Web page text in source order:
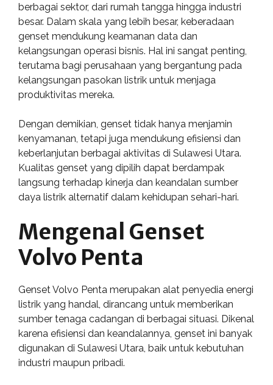
berbagai sektor, dari rumah tangga hingga industri
besar. Dalam skala yang lebih besar, keberadaan
genset mendukung keamanan data dan
kelangsungan operasi bisnis. Hal ini sangat penting,
terutama bagi perusahaan yang bergantung pada
kelangsungan pasokan listrik untuk menjaga
produktivitas mereka.
Dengan demikian, genset tidak hanya menjamin
kenyamanan, tetapi juga mendukung efisiensi dan
keberlanjutan berbagai aktivitas di Sulawesi Utara.
Kualitas genset yang dipilih dapat berdampak
langsung terhadap kinerja dan keandalan sumber
daya listrik alternatif dalam kehidupan sehari-hari.
Mengenal Genset
Volvo Penta
Genset Volvo Penta merupakan alat penyedia energi
listrik yang handal, dirancang untuk memberikan
sumber tenaga cadangan di berbagai situasi. Dikenal
karena efisiensi dan keandalannya, genset ini banyak
digunakan di Sulawesi Utara, baik untuk kebutuhan
industri maupun pribadi.